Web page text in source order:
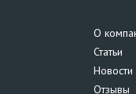
О
Статьи
Новости
Отзывы